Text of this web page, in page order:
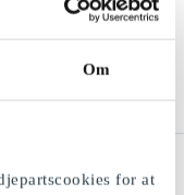
Om
for at